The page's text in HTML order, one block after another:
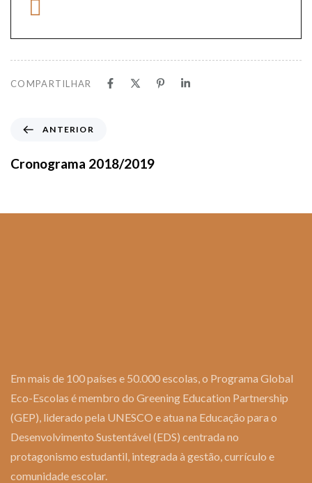
COMPARTILHAR
ANTERIOR
Cronograma 2018/2019
Em mais de 100 países e 50.000 escolas, o Programa Global
Eco-Escolas é membro do Greening Education Partnership
(GEP), liderado pela UNESCO e atua na Educação para o
Desenvolvimento Sustentável (EDS) centrada no
protagonismo estudantil, integrada à gestão, currículo e
comunidade escolar.